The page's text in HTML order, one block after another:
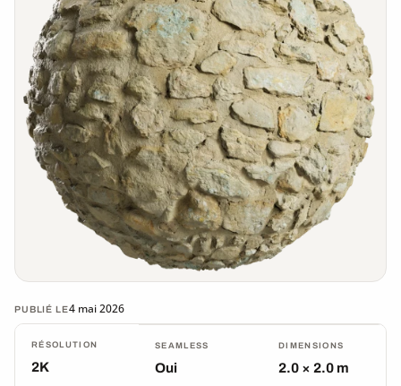
PUBLIÉ LE4 mai 2026
RÉSOLUTION
2K
SEAMLESS
Oui
DIMENSIONS
2.0 × 2.0 m